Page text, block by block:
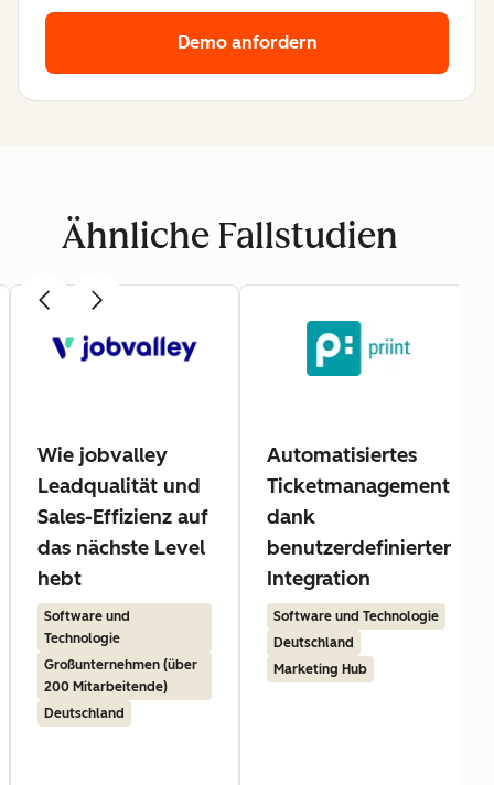
Demo anfordern
Ähnliche Fallstudien
Wie jobvalley
Leadqualität und
Sales-Effizienz auf
das nächste Level
hebt
Software und
Technologie
Großunternehmen (über
200 Mitarbeitende)
Deutschland
Automatisiertes
Ticketmanagement
dank
benutzerdefinierter
Integration
Software und Technologie
Deutschland
Marketing Hub